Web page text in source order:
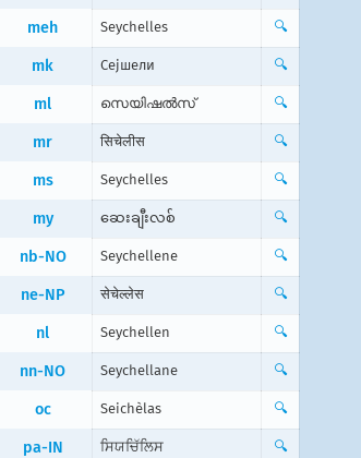
meh Seychelles 🔍
mk Сејшели 🔍
ml സെയിഷല്‍സ് 🔍
mr सिचेलीस 🔍
ms Seychelles 🔍
my ဆေးချီးလစ် 🔍
nb-NO Seychellene 🔍
ne-NP सेचेल्लेस 🔍
nl Seychellen 🔍
nn-NO Seychellane 🔍
oc Seichèlas 🔍
pa-IN ਸਿਯਚਿੱਲਿਸ 🔍